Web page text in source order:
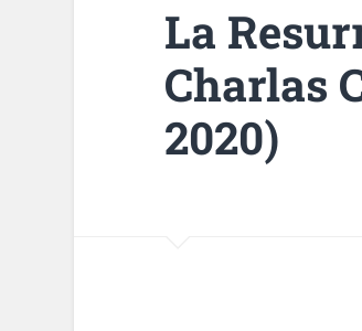
La
Charlas
2020)